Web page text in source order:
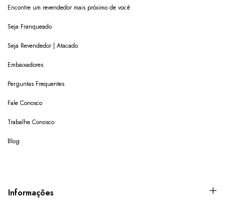
Encontre um revendedor mais próximo de você
Seja Franqueado
Seja Revendedor | Atacado
Embaixadores
Perguntas Frequentes
Fale Conosco
Trabalhe Conosco
Blog
Informações